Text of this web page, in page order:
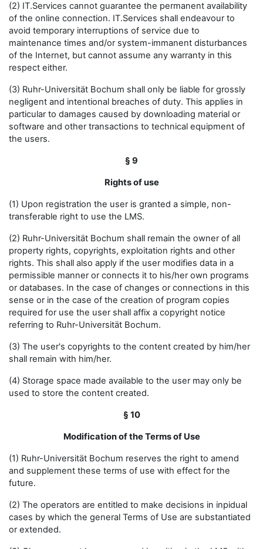
(2) IT.Services cannot guarantee the permanent availability
of the online connection. IT.Services shall endeavour to
avoid temporary interruptions of service due to
maintenance times and/or system-immanent disturbances
of the Internet, but cannot assume any warranty in this
respect either.
(3) Ruhr-Universität Bochum shall only be liable for grossly
negligent and intentional breaches of duty. This applies in
particular to damages caused by downloading material or
software and other transactions to technical equipment of
the users.
§ 9
Rights of use
(1) Upon registration the user is granted a simple, non-
transferable right to use the LMS.
(2) Ruhr-Universität Bochum shall remain the owner of all
property rights, copyrights, exploitation rights and other
rights. This shall also apply if the user modifies data in a
permissible manner or connects it to his/her own programs
or databases. In the case of changes or connections in this
sense or in the case of the creation of program copies
required for use the user shall affix a copyright notice
referring to Ruhr-Universität Bochum.
(3) The user's copyrights to the content created by him/her
shall remain with him/her.
(4) Storage space made available to the user may only be
used to store the content created.
§ 10
Modification of the Terms of Use
(1) Ruhr-Universität Bochum reserves the right to amend
and supplement these terms of use with effect for the
future.
(2) The operators are entitled to make decisions in inpidual
cases by which the general Terms of Use are substantiated
or extended.